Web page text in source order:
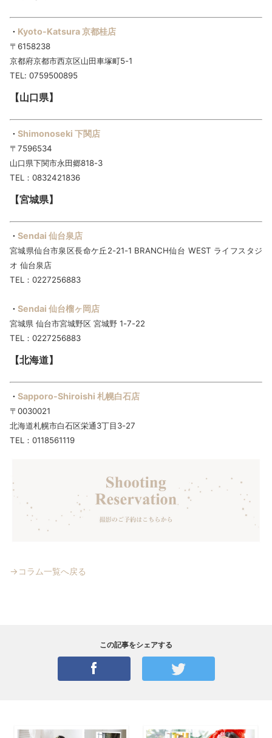
・ Kyoto-Katsura 京都桂店
〒6158238
京都府京都市西京区山田車塚町5-1
TEL: 0759500895
【山口県】
・ Shimonoseki 下関店
〒7596534
山口県下関市永田郷818-3
TEL：0832421836
【宮城県】
・ Sendai 仙台泉店
宮城県仙台市泉区長命ケ丘2-21-1 BRANCH仙台 WEST ライフスタジ
オ 仙台泉店
TEL：0227256883
・ Sendai 仙台榴ヶ岡店
宮城県 仙台市宮城野区 宮城野 1-7-22
TEL：0227256883
【北海道】
・ Sapporo-Shiroishi 札幌白石店
〒0030021
北海道札幌市白石区栄通3丁目3-27
TEL：0118561119
→コラム一覧へ戻る
この記事をシェアする